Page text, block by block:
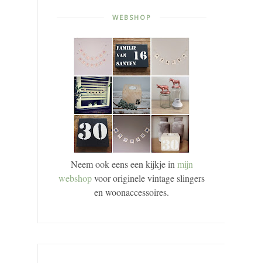
WEBSHOP
Neem ook eens een kijkje inmijn
webshopvoor originele vintage slingers
en woonaccessoires.